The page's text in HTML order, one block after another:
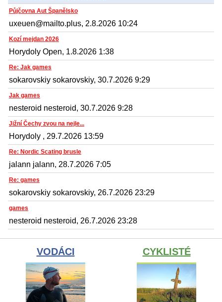
Půjčovna Aut Španělsko
uxeuen@mailto.plus, 2.8.2026 10:24
Kozí mejdan 2026
Horydoly Open, 1.8.2026 1:38
Re: Jak games
sokarovskiy sokarovskiy, 30.7.2026 9:29
Jak games
nesteroid nesteroid, 30.7.2026 9:28
Jižní Čechy zvou na nejle...
Horydoly , 29.7.2026 13:59
Re: Nordic Scating brusle
jalann jalann, 28.7.2026 7:05
Re: games
sokarovskiy sokarovskiy, 26.7.2026 23:29
games
nesteroid nesteroid, 26.7.2026 23:28
VODÁCI CYKLISTÉ